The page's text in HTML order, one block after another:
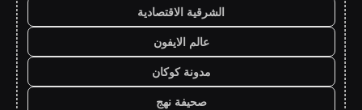
الشرقية الاقتصادية
عالم الايفون
مدونة كوكان
صحيفة نهج